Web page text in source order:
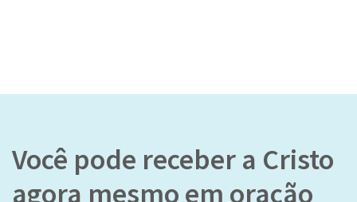
Você pode receber a Cristo
agora mesmo em oração